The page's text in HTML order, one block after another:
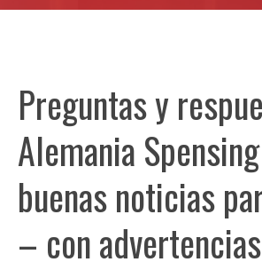
Preguntas y
Alemania
buenas noticias
– con advertencias